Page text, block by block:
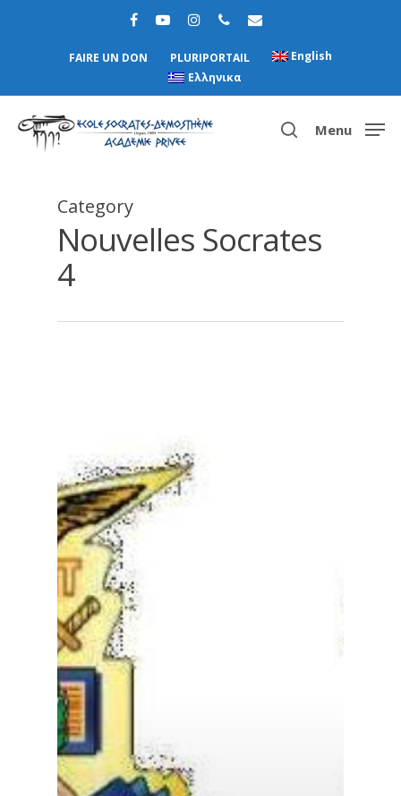
FAIRE UN DON PLURIPORTAIL
English
Ελληνικα
Hit enter to search or ESC to close
Menu
Category
Nouvelles Socrates
4